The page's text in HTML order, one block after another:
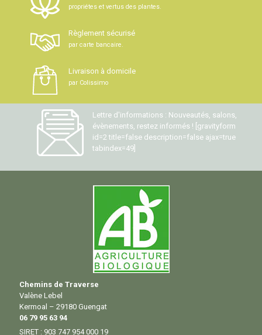
propriétes et vertus des plantes.
Règlement sécurisé
par carte bancaire.
Livraison à domicile
par Colissimo
Lettre d'informations : Nouveautés, salons,
évènements, restez informés ! [gravityform
id=2 title=false description=false ajax=true
tabindex=49]
Chemins de Traverse
Valène Lebel
Kermoal – 29180 Guengat
06 79 95 63 94
SIRET : 903 747 954 000 19